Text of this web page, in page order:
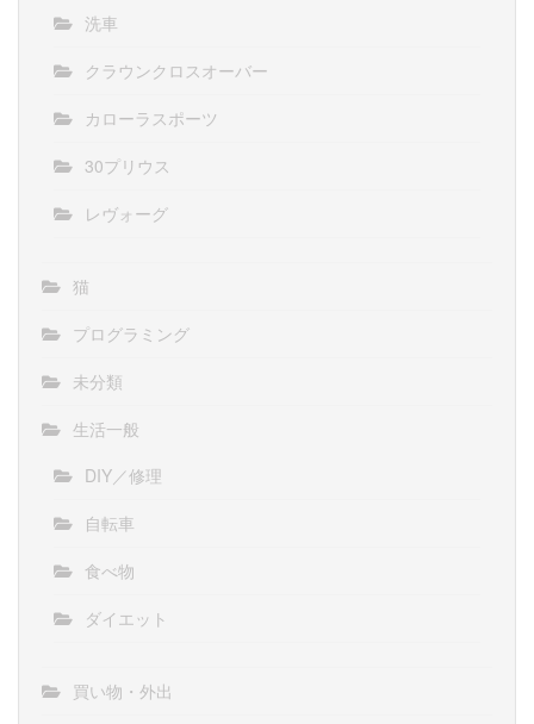
洗車
クラウンクロスオーバー
カローラスポーツ
30プリウス
レヴォーグ
猫
プログラミング
未分類
生活一般
DIY／修理
自転車
食べ物
ダイエット
買い物・外出